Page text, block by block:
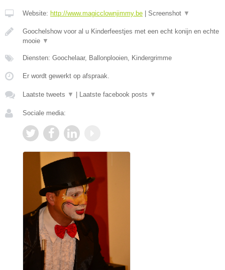
Website: http://www.magicclownjimmy.be | Screenshot ▼
Goochelshow voor al u Kinderfeestjes met een echt konijn en echte
mooie ▼
Diensten: Goochelaar, Ballonplooien, Kindergrimme
Er wordt gewerkt op afspraak.
Laatste tweets ▼ | Laatste facebook posts ▼
Sociale media: